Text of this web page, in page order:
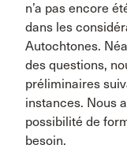
n’a pas encore
dans les
Autochtones.
des questions,
préliminaires
instances. Nous
possibilité de
besoin.